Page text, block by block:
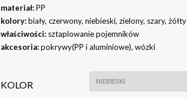
materiał:PP
kolory:biały, czerwony, niebieski, zielony, szary, żółty
właściwości: sztaplowanie pojemników
akcesoria:pokrywy(PP i aluminiowe), wózki
KOLOR